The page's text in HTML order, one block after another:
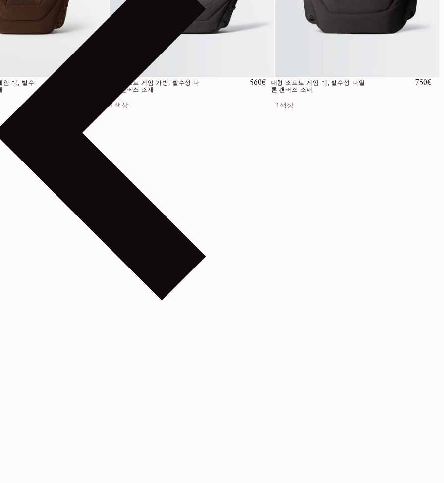
임 백, 발수
소형 소프트 게임 가방, 발수성 나
일론 캔버스 소재
정가
560€
3 색상
대형 소프트 게임 백, 발수성 나일
론 캔버스 소재
정가
750€
3 색상